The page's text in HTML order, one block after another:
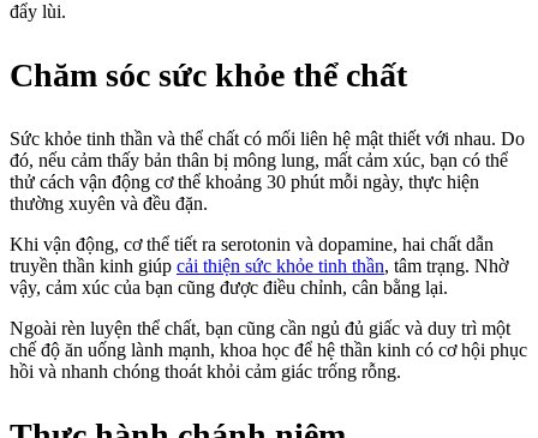
đẩy lùi.
Chăm sóc sức khỏe thể chất
Sức khỏe tinh thần và thể chất có mối liên hệ mật thiết với nhau. Do
đó, nếu cảm thấy bản thân bị mông lung, mất cảm xúc, bạn có thể
thử cách vận động cơ thể khoảng 30 phút mỗi ngày, thực hiện
thường xuyên và đều đặn.
Khi vận động, cơ thể tiết ra serotonin và dopamine, hai chất dẫn
truyền thần kinh giúp cải thiện sức khỏe tinh thần, tâm trạng. Nhờ
vậy, cảm xúc của bạn cũng được điều chỉnh, cân bằng lại.
Ngoài rèn luyện thể chất, bạn cũng cần ngủ đủ giấc và duy trì một
chế độ ăn uống lành mạnh, khoa học để hệ thần kinh có cơ hội phục
hồi và nhanh chóng thoát khỏi cảm giác trống rỗng.